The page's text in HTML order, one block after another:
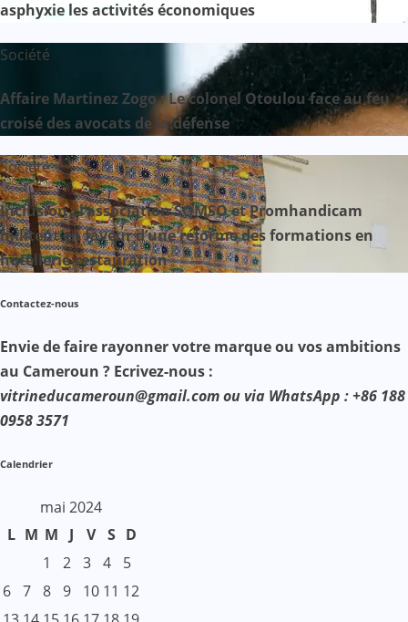
asphyxie les activités économiques
Société
Affaire Martinez Zogo : Le colonel Otoulou face au feu
croisé des avocats de la défense
Société
Inclusion : l’association SOMSO et Promhandicam
militent en faveur d’une réforme des formations en
hôtellerie-restauration
Contactez-nous
Envie de faire rayonner votre marque ou vos ambitions
au Cameroun ? Ecrivez-nous :
vitrineducameroun@gmail.com ou via WhatsApp : +86 188
0958 3571
Calendrier
mai 2024
L M M J V S D
1
2 3 4
5
6 7 8 9 10 11 12